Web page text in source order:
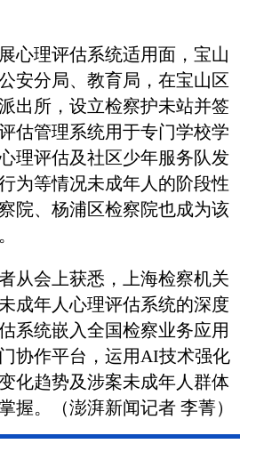
心理评估系统适用面，宝山
安分局、教育局，在宝山区
出所，设立检察护未站并签
估管理系统用于专门学校学
理评估及社区少年服务队发
为等情况未成年人的阶段性
院、杨浦区检察院也成为该
从会上获悉，上海检察机关
成年人心理评估系统的深度
系统嵌入全国检察业务应用
协作平台，运用AI技术强化
化趋势及涉案未成年人群体
握。（澎湃新闻记者 李菁）